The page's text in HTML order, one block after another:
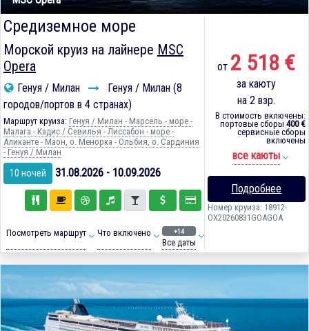
Средиземное море
Морской круиз на лайнере MSC
Opera
Генуя / Милан
Генуя / Милан (8
городов/портов в 4 странах)
Маршрут круиза: Генуя / Милан - Марсель - море -
Малага - Кадиc / Севилья - Лиссабон - море -
Аликанте - Маон, о. Менорка - Ольбия, о. Сардиния
- Генуя / Милан
10 ночей 31.08.2026 - 10.09.2026
Посмотреть маршрут Что включено +14
Все даты
от 2 518 €
за каюту
на 2 взр.
В стоимость включены:
портовые сборы 400 €
сервисные сборы
включены
все каюты
Подробнее
Номер круиза: 18912-
OX20260831GOAGOA